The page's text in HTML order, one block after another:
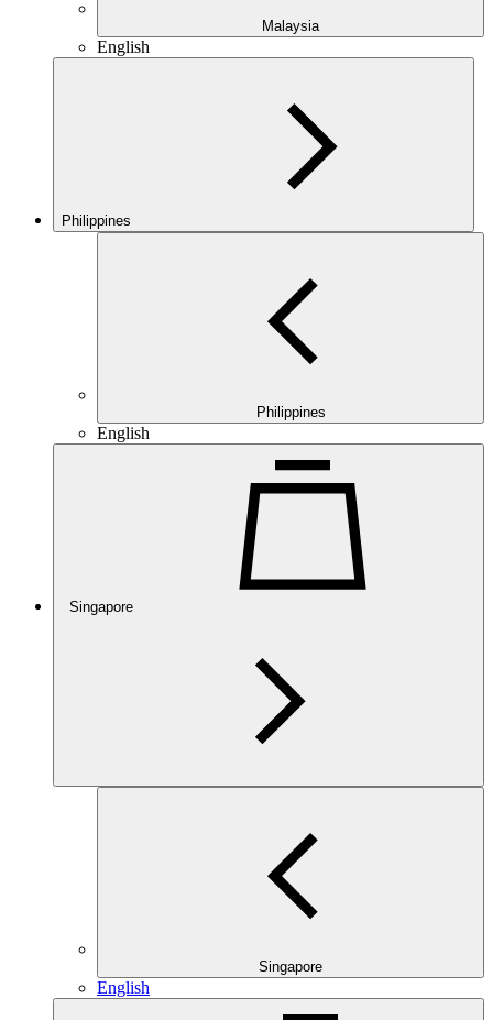
Malaysia
English
Philippines
Philippines
English
Singapore
Singapore
English